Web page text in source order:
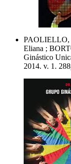
PAOLIELLO,
Eliana ;
Ginástico
2014. v. 1.